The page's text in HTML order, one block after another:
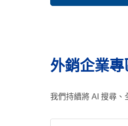
外銷企業
我們持續將 AI 搜尋、